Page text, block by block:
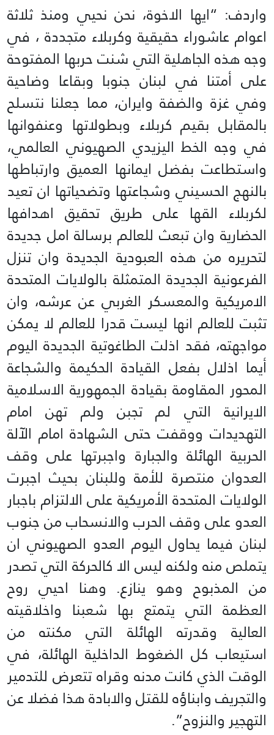
واردف: “ايها الاخوة، نحن نحيي ومنذ ثلاثة
اعوام عاشوراء حقيقية وكربلاء متجددة ، في
وجه هذه الجاهلية التي شنت حربها المفتوحة
على أمتنا في لبنان جنوبا وبقاعا وضاحية
وفي غزة والضفة وايران، مما جعلنا نتسلح
بالمقابل بقيم كربلاء وبطولاتها وعنفوانها
في وجه الخط اليزيدي الصهيوني العالمي،
واستطاعت بفضل ايمانها العميق وارتباطها
بالنهج الحسيني وشجاعتها وتضحياتها ان تعيد
لكربلاء القها على طريق تحقيق اهدافها
الحضارية وان تبعث للعالم برسالة امل جديدة
لتحريره من هذه العبودية الجديدة وان تنزل
الفرعونية الجديدة المتمثلة بالولايات المتحدة
الامريكية والمعسكر الغربي عن عرشه، وان
تثبت للعالم انها ليست قدرا للعالم لا يمكن
مواجهته، فقد اذلت الطاغوتية الجديدة اليوم
أيما اذلال بفعل القيادة الحكيمة والشجاعة
المحور المقاومة بقيادة الجمهورية الاسلامية
الايرانية التي لم تجبن ولم تهن امام
التهديدات ووقفت حتى الشهادة امام الآلة
الحربية الهائلة والجبارة واجبرتها على وقف
العدوان منتصرة للأمة وللبنان بحيث اجبرت
الولايات المتحدة الأمريكية على الالتزام باجبار
العدو على وقف الحرب والانسحاب من جنوب
لبنان فيما يحاول اليوم العدو الصهيوني ان
يتملص منه ولكنه ليس الا كالحركة التي تصدر
من المذبوح وهو ينازع. وهنا احيي روح
العظمة التي يتمتع بها شعبنا واخلاقيته
العالية وقدرته الهائلة التي مكنته من
استيعاب كل الضغوط الداخلية الهائلة، في
الوقت الذي كانت مدنه وقراه تتعرض للتدمير
والتجريف وابناؤه للقتل والابادة هذا فضلا عن
التهجير والنزوح”.